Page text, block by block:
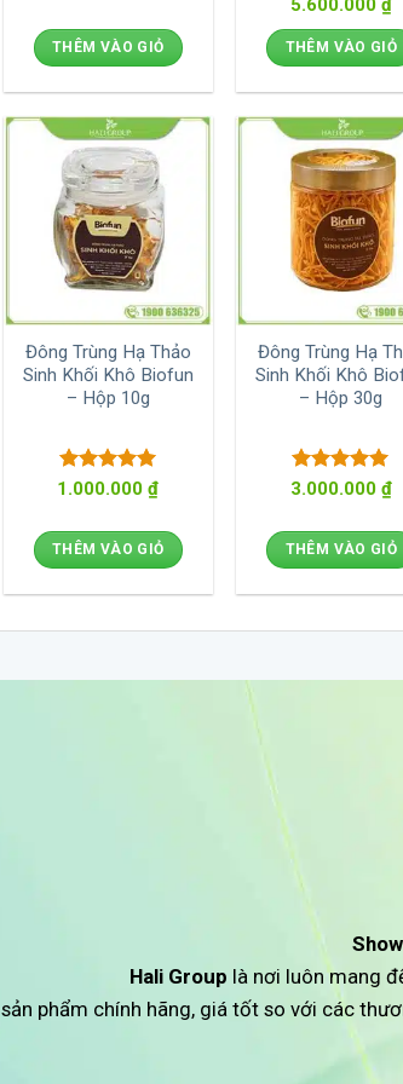
THÊM VÀO GIỎ
là:
6.100.000 ₫.
5.600.000 ₫
THÊM VÀO GIỎ
Đông Trùng Hạ Thảo
Sinh Khối Khô Biofun
– Hộp 10g
Được xếp
1.000.000₫
THÊM VÀO GIỎ
Đông Trùng Hạ
Sinh Khối Khô
– Hộp 30g
Được xếp
3.000.000 ₫
THÊM VÀO GIỎ
Hali Group là nơi luôn mang
sản phẩm chính hãng, giá tốt so với các